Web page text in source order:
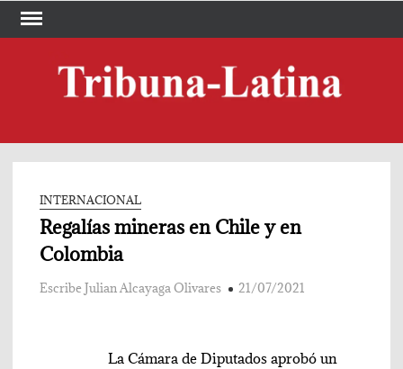
Skip
INTERNACIONAL
Regalías mineras en Chile y en
Colombia
Escribe Julian Alcayaga Olivares 21/07/2021
La Cámara de Diputados aprobó un